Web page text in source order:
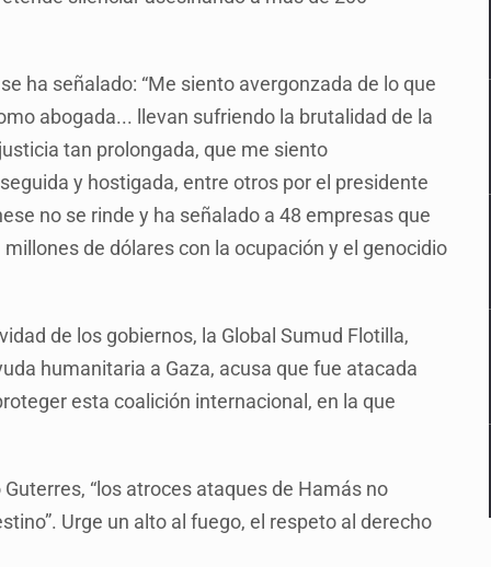
ha señalado: “Me siento avergonzada de lo que
abogada... llevan sufriendo la brutalidad de la
tan prolongada, que me siento
y hostigada, entre otros por el presidente
no se rinde y ha señalado a 48 empresas que
de dólares con la ocupación y el genocidio
de los gobiernos, la Global Sumud Flotilla,
humanitaria a Gaza, acusa que fue atacada
esta coalición internacional, en la que
“los atroces ataques de Hamás no
Urge un alto al fuego, el respeto al derecho